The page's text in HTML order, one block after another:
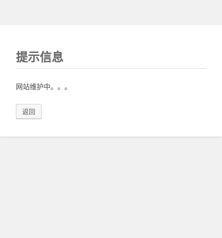
提示信息
网站维护中。。。
返回